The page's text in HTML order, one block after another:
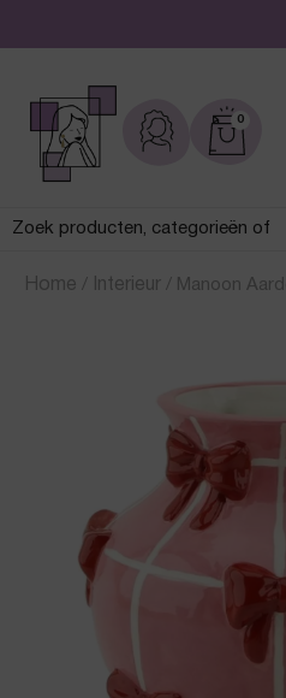
De leukste sieraden
0
Home / Interieur / Manoon